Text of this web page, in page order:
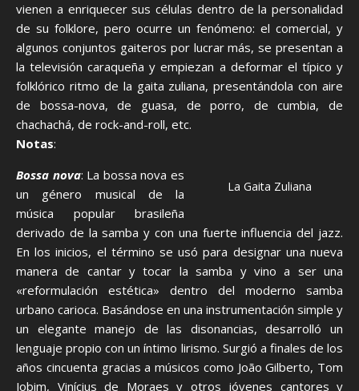
vienen a enriquecer sus células dentro de la personalidad
de su folklore, pero ocurre un fenómeno: el comercial, y
algunos conjuntos gaiteros por lucrar más, se presentan a
la televisión caraqueña y empiezan a deformar el típico y
folklórico ritmo de la gaita zuliana, presentándola con aire
de bossa-nova, de guasa, de porro, de cumbia, de
chachachá, de rock-and-roll, etc.
Notas:
La Gaita Zuliana
Bossa nova: La bossa nova es
un género musical de la
música popular brasileña
derivado de la samba y con una fuerte influencia del jazz.
En los inicios, el término se usó para designar una nueva
manera de cantar y tocar la samba y vino a ser una
«reformulación estética» dentro del moderno samba
urbano carioca. Basándose en una instrumentación simple y
un elegante manejo de las disonancias, desarrolló un
lenguaje propio con un íntimo lirismo. Surgió a finales de los
años cincuenta gracias a músicos como João Gilberto, Tom
Jobim, Vinícius de Moraes y otros jóvenes cantores y